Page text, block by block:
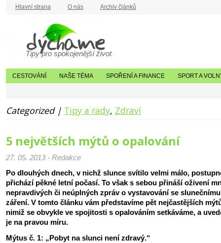
Hlavní strana O nás Archiv článků
Tipy pro spokojenější život
CESTOVÁNÍ NAŠE TÉMA SPOŘENÍ A FINANCE SPORT A
Categorized | Tipy a rady, Zdraví
5 největších mýtů o opalování
27. 05. 2013 - Redakce
Po dlouhých dnech, v nichž slunce svítilo velmi málo,
přichází pěkné letní počasí. To však s sebou přináší oživení
nepravdivých či neúplných zpráv o vystavování se slunečnímu
záření. V tomto článku vám představíme pět nejčastějších
nimiž se obvykle ve spojitosti s opalováním setkáváme, a
je na pravou míru.
Mýtus č. 1: „Pobyt na slunci není zdravý.“